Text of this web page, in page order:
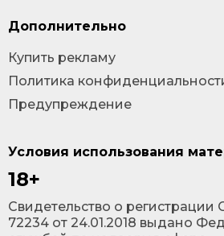
Условия использования
18+
Cвидетельство о
72234 от 24.01.2018 выдано
Дополнительно
Купить рекламу
Политика
Предупреждение